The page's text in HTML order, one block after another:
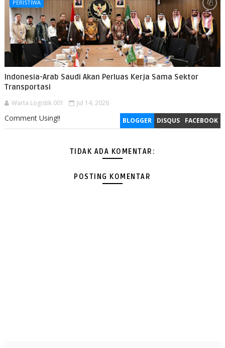
PERISTIWA
Indonesia-Arab Saudi Akan Perluas Kerja Sama Sektor
Transportasi
Warta Logistik 001 Jul 14, 2026
BLOGGER DISQUS FACEBOOK
Comment Using!!
TIDAK ADA KOMENTAR:
POSTING KOMENTAR